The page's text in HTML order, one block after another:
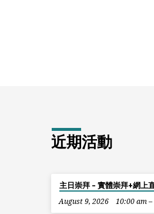
近期活動
主日崇拜 – 實體崇拜+網上
August 9, 2026
10:00 am